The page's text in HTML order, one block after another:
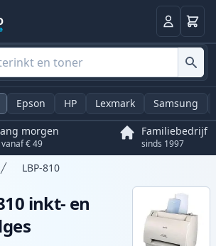
Log in
Epson HP Lexmark Samsung
morgen
€ 49
Familiebedrijf
sinds 1997
LBP-810
inkt- en